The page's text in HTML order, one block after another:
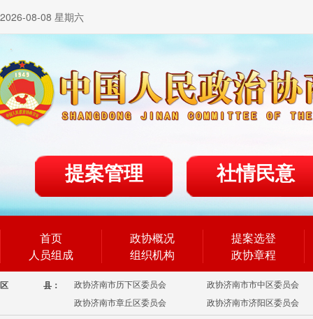
2026-08-08 星期六
提案管理 社情民意
首页
人员组成
政协概况
组织机构
提案选登
政协章程
区 县： 政协济南市历下区委员会
政协济南市市中区委员会
政协济南市章丘区委员会
政协济南市济阳区委员会